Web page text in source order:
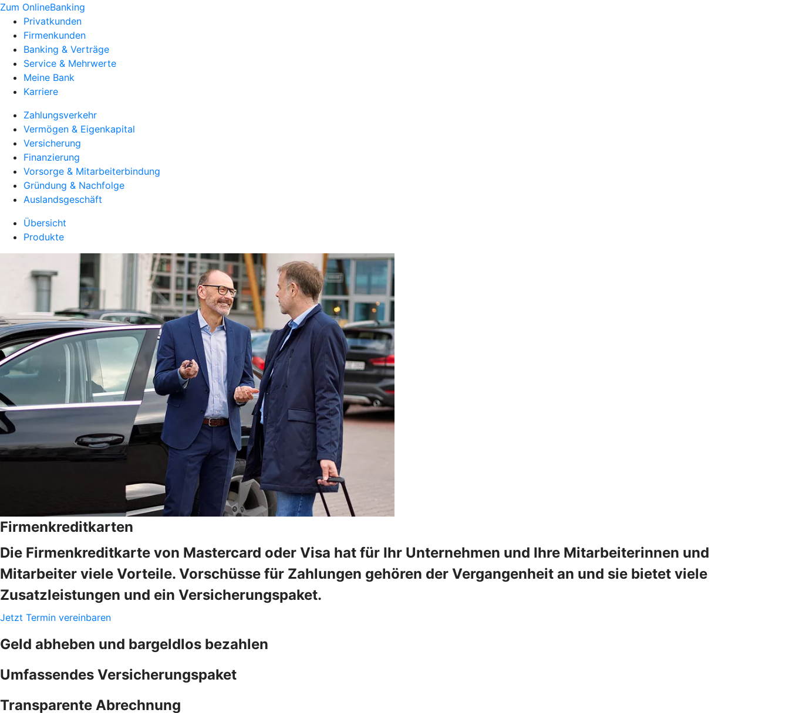
Zum OnlineBanking
Privatkunden
Firmenkunden
Banking & Verträge
Service & Mehrwerte
Meine Bank
Karriere
Zahlungsverkehr
Vermögen & Eigenkapital
Versicherung
Finanzierung
Vorsorge & Mitarbeiterbindung
Gründung & Nachfolge
Auslandsgeschäft
Übersicht
Produkte
Firmenkreditkarten
Die Firmenkreditkarte von Mastercard oder Visa hat für Ihr Unternehmen und Ihre Mitarbeiterinnen und
Mitarbeiter viele Vorteile. Vorschüsse für Zahlungen gehören der Vergangenheit an und sie bietet viele
Zusatzleistungen und ein Versicherungspaket.
Jetzt Termin vereinbaren
Geld abheben und bargeldlos bezahlen
Umfassendes Versicherungspaket
Transparente Abrechnung